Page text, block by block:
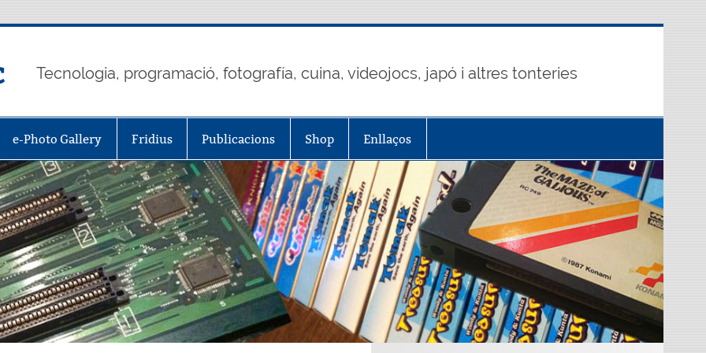
Tecnologia, programació, fotografía, cuina, videojocs, japó i altres tonteries
e-Photo Gallery Fridius Publicacions Shop Enllaços